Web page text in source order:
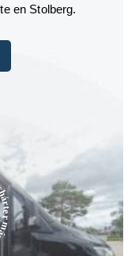
en Stolberg.